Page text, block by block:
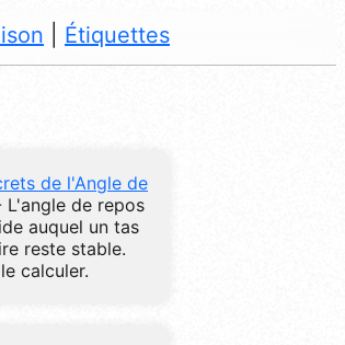
Étiquettes
de l'Angle de
L'angle de repos
auquel un tas
reste stable.
calculer.